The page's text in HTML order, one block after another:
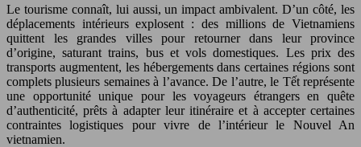
Le tourisme connaît, lui aussi, un impact ambivalent. D’un côté, les
déplacements intérieurs explosent : des millions de Vietnamiens
quittent les grandes villes pour retourner dans leur province
d’origine, saturant trains, bus et vols domestiques. Les prix des
transports augmentent, les hébergements dans certaines régions sont
complets plusieurs semaines à l’avance. De l’autre, le Tết représente
une opportunité unique pour les voyageurs étrangers en quête
d’authenticité, prêts à adapter leur itinéraire et à accepter certaines
contraintes logistiques pour vivre de l’intérieur le Nouvel An
vietnamien.